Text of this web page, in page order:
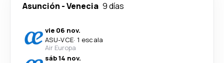
Asunción -Venecia 9 días
vie 06 nov.
ASU-VCE· 1 escala
Air Europa
sáb 14 nov.